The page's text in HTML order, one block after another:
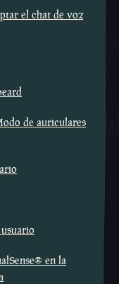
el chat de voz
de auriculares
en la